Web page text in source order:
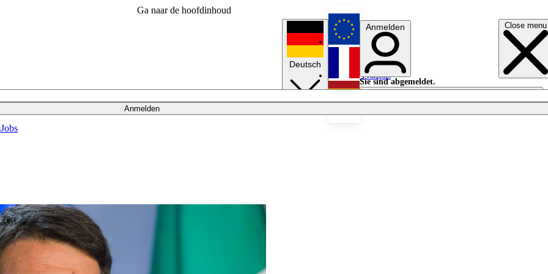
Ga naar de hoofdinhoud
Close menu
Anmelden
Jobs
Deutsch
English
Français
Anmelden
Sie sind abgemeldet.
Anmelden
Licht aus